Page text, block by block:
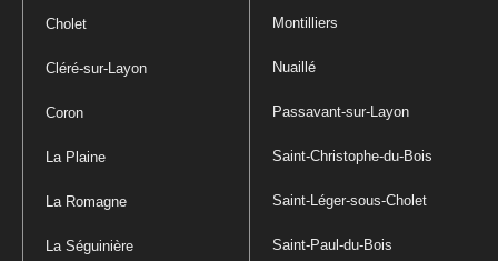
Cholet
Cléré-sur-Layon
Coron
La Plaine
La Romagne
La Séguinière
Montilliers
Nuaillé
Passavant-sur-Layon
Saint-Christophe-du-Bois
Saint-Léger-sous-Cholet
Saint-Paul-du-Bois